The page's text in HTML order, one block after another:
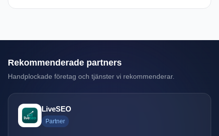
Rekommenderade partners
Handplockade företag och tjänster vi rekommenderar.
LiveSEO
Partner